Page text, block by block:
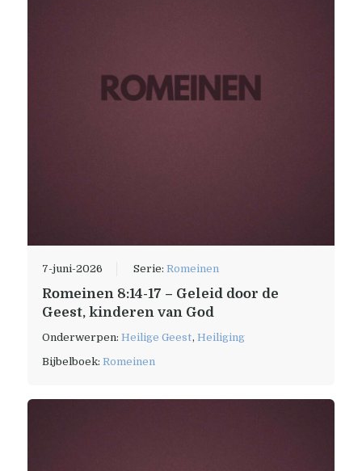
7-juni-2026 Serie: Romeinen
Romeinen 8:14-17 – Geleid door de
Geest, kinderen van God
Onderwerpen: Heilige Geest, Heiliging
Bijbelboek: Romeinen